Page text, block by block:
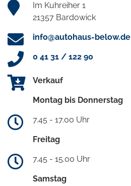
Im Kuhreiher 1
21357 Bardowick
info@autohaus-below.de
0 41 31 / 122 90
Verkauf
Montag bis Donnerstag
7.45 - 17.00 Uhr
Freitag
7.45 - 15.00 Uhr
Samstag